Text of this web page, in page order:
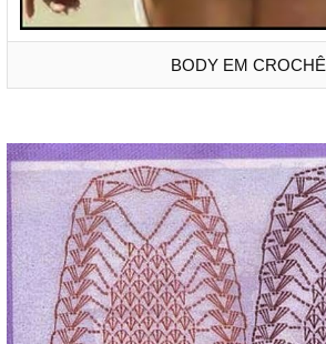
BODY EM CROCHÊ